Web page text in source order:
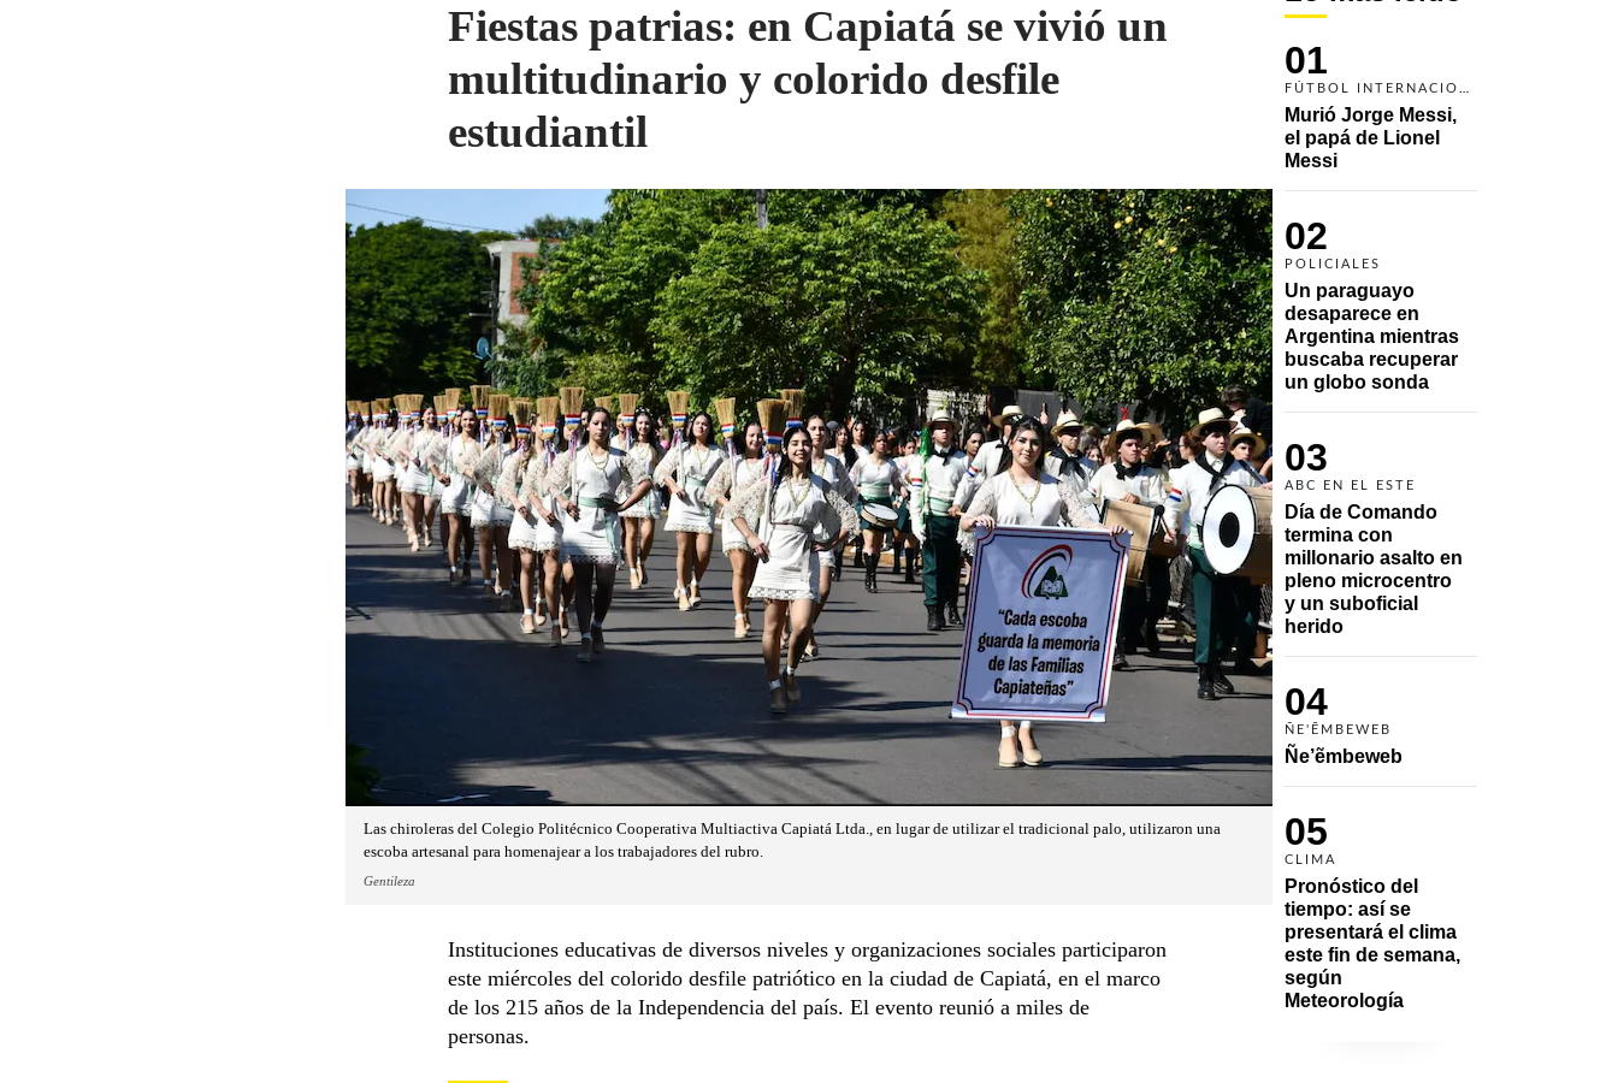
01
Murió Jorge Messi,
el papá de Lionel
Messi
02
POLICIALES
Un paraguayo
desaparece en
Argentina mientras
buscaba recuperar
un globo sonda
03
ABC EN EL ESTE
Día de Comando
termina con
millonario asalto en
pleno microcentro
y un suboficial
herido
04
ÑE'ẼMBEWEB
Ñe’ẽmbeweb
05
CLIMA
Pronóstico del
tiempo: así se
presentará el clima
este fin de semana,
según
Meteorología
Fiestas patrias: en Capiatá se vivió un
multitudinario y colorido desfile
estudiantil
Las chiroleras del Colegio Politécnico Cooperativa Multiactiva Capiatá Ltda., en lugar de utilizar el tradicional palo, utilizaron una
escoba artesanal para homenajear a los trabajadores del rubro.
Gentileza
Instituciones educativas de diversos niveles y organizaciones sociales participaron
este miércoles del colorido desfile patriótico en la ciudad de Capiatá, en el marco
de los 215 años de la Independencia del país. El evento reunió a miles de
personas.